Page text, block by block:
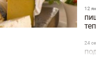
12
24